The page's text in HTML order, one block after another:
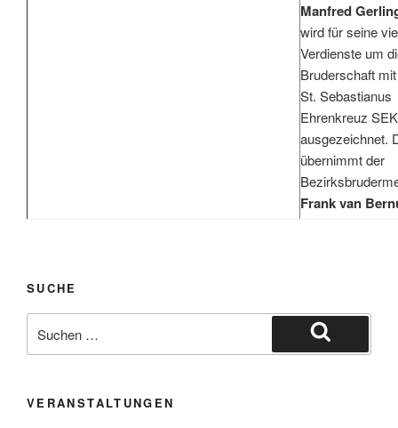
Manfred
wird für seine
Verdienste um
Bruderschaft
St. Sebastianus
Ehrenkreuz SEK
ausgezeichnet.
übernimmt der
Frank van
SUCHE
nach:
Suchen
VERANSTALTUNGEN